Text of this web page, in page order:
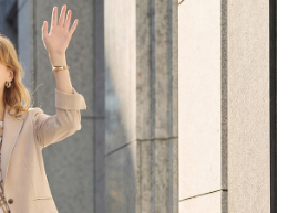
立刻繳費，但若您需要取消訂單，請聯絡
消之訂單仍視為有效，需透過AFTEE先享
享後付 」之結帳頁面顯示為準，若有關於
款等相關疑問，請聯繫「AFTEE先享後付
support/home
提供之「AFTEE先享後付」服務完成之交
個人資料，並將交易相關給付款項請求債
運
以上)免運費
以上)免運費